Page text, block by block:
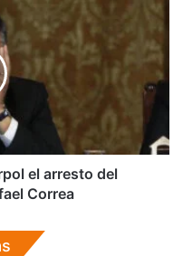
el arresto del
Correa